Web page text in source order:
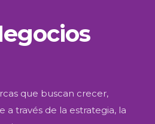
que buscan crecer,
a través de la estrategia, la